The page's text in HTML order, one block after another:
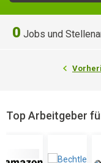
0 Jobs und
Top Arbeitgeber